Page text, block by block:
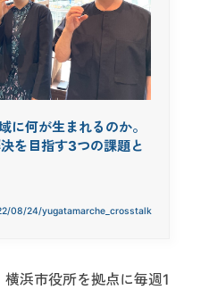
に何が生まれるのか。
を目指す3つの課題と
08/24/yugatamarche_crosstalk
浜市役所を拠点に毎週1